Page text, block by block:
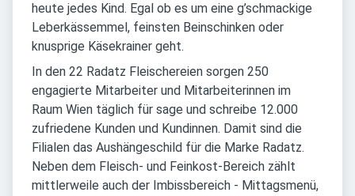
heute jedes Kind. Egal ob es um eine g’schmackige
Leberkässemmel, feinsten Beinschinken oder
knusprige Käsekrainer geht.
In den 22 Radatz Fleischereien sorgen 250
engagierte Mitarbeiter und Mitarbeiterinnen im
Raum Wien täglich für sage und schreibe 12.000
zufriedene Kunden und Kundinnen. Damit sind die
Filialen das Aushängeschild für die Marke Radatz.
Neben dem Fleisch- und Feinkost-Bereich zählt
mittlerweile auch der Imbissbereich - Mittagsmenü,